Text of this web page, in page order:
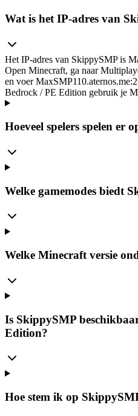
Wat is het IP-adres van
Het IP-adres van SkippySMP is
Open Minecraft, ga naar
en voer
Bedrock / PE Edition gebruik je
Hoeveel spelers spelen er
Welke gamemodes biedt
Welke Minecraft versie
Is SkippySMP
Edition?
Hoe stem ik op